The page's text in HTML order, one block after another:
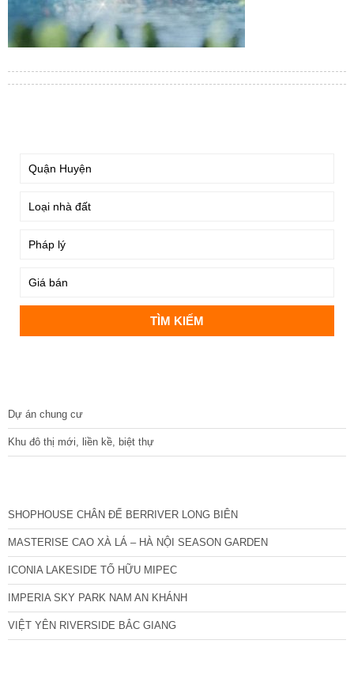
Dự án chung cư
Khu đô thị mới, liền kề, biệt thự
SHOPHOUSE CHÂN ĐẾ BERRIVER LONG BIÊN
MASTERISE CAO XÀ LÁ – HÀ NỘI SEASON GARDEN
ICONIA LAKESIDE TỐ HỮU MIPEC
IMPERIA SKY PARK NAM AN KHÁNH
VIỆT YÊN RIVERSIDE BẮC GIANG